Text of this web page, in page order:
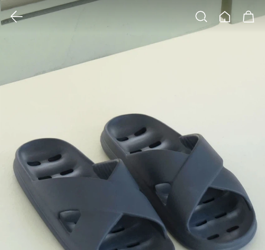
검색
클릭 시 이미지 확대 보기 팝업 열림